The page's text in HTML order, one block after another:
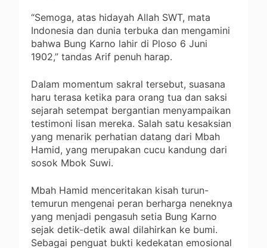
“Semoga, atas hidayah Allah SWT, mata
Indonesia dan dunia terbuka dan mengamini
bahwa Bung Karno lahir di Ploso 6 Juni
1902,” tandas Arif penuh harap.
Dalam momentum sakral tersebut, suasana
haru terasa ketika para orang tua dan saksi
sejarah setempat bergantian menyampaikan
testimoni lisan mereka. Salah satu kesaksian
yang menarik perhatian datang dari Mbah
Hamid, yang merupakan cucu kandung dari
sosok Mbok Suwi.
Mbah Hamid menceritakan kisah turun-
temurun mengenai peran berharga neneknya
yang menjadi pengasuh setia Bung Karno
sejak detik-detik awal dilahirkan ke bumi.
Sebagai penguat bukti kedekatan emosional